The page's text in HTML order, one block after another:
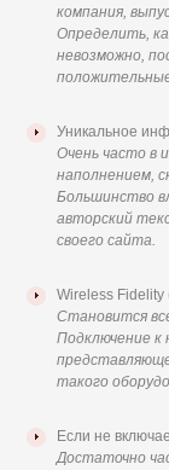
компания,
Определить,
невозможно,
Уникальное
Очень часто в
наполнением,
Большинство
авторский
своего сайта.
Wireless
Становится
Подключение к
такого
Если не
Достаточно